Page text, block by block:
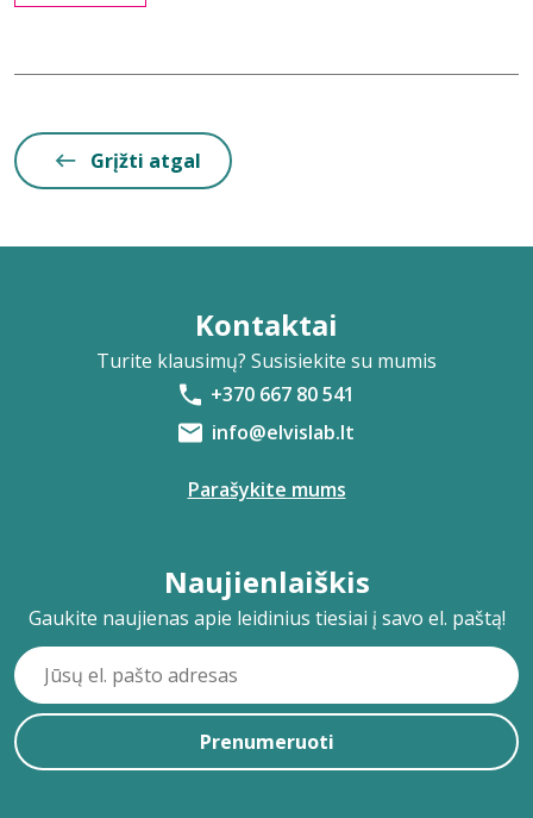
Grįžti atgal
Kontaktai
Turite klausimų? Susisiekite su mumis
+370 667 80 541
info@elvislab.lt
Parašykite mums
Naujienlaiškis
Gaukite naujienas apie leidinius tiesiai į savo el. paštą!
Prenumeruoti